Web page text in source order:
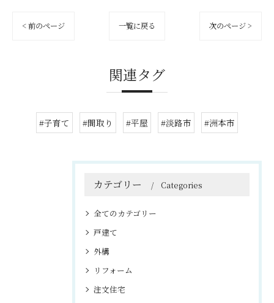
< 前のページ 一覧に戻る 次のページ >
関連タグ
#子育て #間取り #平屋 #淡路市 #洲本市
カテゴリー Categories
全てのカテゴリー
戸建て
外構
リフォーム
注文住宅